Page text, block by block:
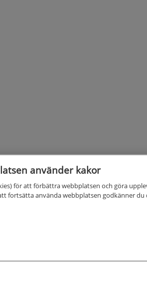
reviderade kunskapsstöd
använder kakor
för att förbättra webbplatsen och göra
fortsätta använda webbplatsen godkänner du